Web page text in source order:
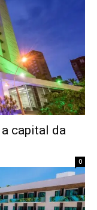
capital da
0